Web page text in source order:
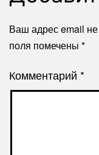
Ваш адрес email не
поля помечены *
Комментарий *